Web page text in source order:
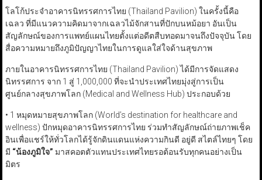
โลโก้ประจำอาคารนิทรรศการไทย (Thailand Pavilion) ในครั้งนี้คือ
เฉลว ที่มีแนวความคิดมาจากเฉลวไม้จักสานที่ปักบนหม้อยา อันเป็น
สัญลักษณ์ของการแพทย์แผนไทยตั้งแต่อดีตสืบทอดมาจนถึงปัจจุบัน โดย
สื่อความหมายถึงภูมิปัญญาไทยในการดูแลใส่ใจด้านสุขภาพ
ภายในอาคารนิทรรศการไทย (Thailand Pavilion) ได้มีการจัดแสดง
นิทรรศการ จาก 1 สู่ 1,000,000 ที่จะนำประเทศไทยมุ่งสู่การเป็น
ศูนย์กลางสุขภาพโลก (Medical and Wellness Hub) ประกอบด้วย
• 1 หมุดหมายสุขภาพโลก (World’s destination for healthcare and
wellness) ปักหมุดอาคารนิทรรศการไทย ร่วมทำสัญลักษณ์ถ่ายภาพเช็ค
อินเพื่อแชร์ให้ทั่วโลกได้รู้จักดินแดนแห่งความกินดี อยู่ดี สไตล์ไทยๆ โดย
มี “น้องภูมิใจ” มาสคอตตัวแทนประเทศไทยรอต้อนรับทุกคนอย่างเป็น
มิตร